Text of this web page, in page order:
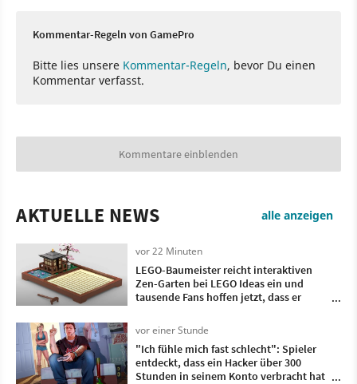
Kommentar-Regeln von GamePro
Bitte lies unsere Kommentar-Regeln, bevor Du einen
Kommentar verfasst.
Kommentare einblenden
AKTUELLE NEWS alle anzeigen
vor 22 Minuten
LEGO-Baumeister reicht interaktiven
Zen-Garten bei LEGO Ideas ein und
tausende Fans hoffen jetzt, dass er
vor einer Stunde
"Ich fühle mich fast schlecht": Spieler
entdeckt, dass ein Hacker über 300
Stunden in seinem Konto verbracht hat